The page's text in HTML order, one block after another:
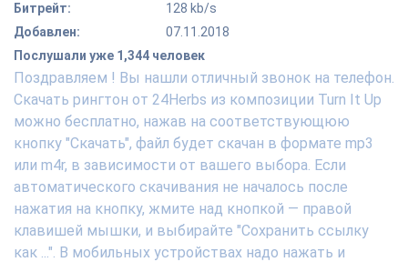
Битрейт:
128 kb/s
Добавлен:
07.11.2018
Послушали уже 1,344 человек
Поздравляем ! Вы нашли отличный звонок на телефон.
Скачать рингтон от 24Herbs из композиции Turn It Up
можно бесплатно, нажав на соответствующюю
кнопку "Скачать", файл будет скачан в формате mp3
или m4r, в зависимости от вашего выбора. Если
автоматического скачивания не началось после
нажатия на кнопку, жмите над кнопкой — правой
клавишей мышки, и выбирайте "Сохранить ссылку
как ...". В мобильных устройствах надо нажать и